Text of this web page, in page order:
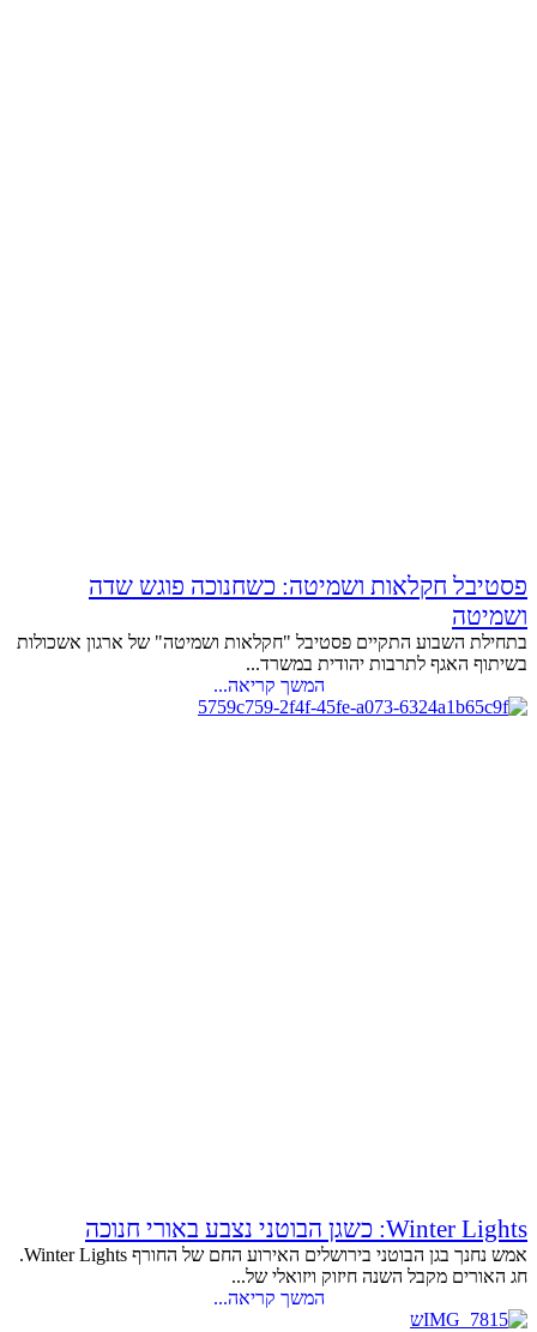
פסטיבל חקלאות ושמיטה: כשחנוכה פוגש שדה
ושמיטה
בתחילת השבוע התקיים פסטיבל "חקלאות ושמיטה" של ארגון אשכולות
בשיתוף האגף לתרבות יהודית במשרד...
המשך קריאה...
Winter Lights: כשגן הבוטני נצבע באורי חנוכה
אמש נחנך בגן הבוטני בירושלים האירוע החם של החורף Winter Lights.
חג האורים מקבל השנה חיזוק ויזואלי של...
המשך קריאה...